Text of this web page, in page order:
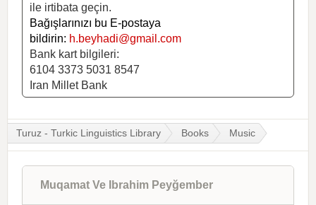
ile irtibata geçin.
Bağışlarınızı bu E-postaya
bildirin: h.beyhadi@gmail.com
Bank kart bilgileri:
6104 3373 5031 8547
Iran Millet Bank
Turuz - Turkic Linguistics Library Books Music
Muqamat Ve Ibrahim Peyğember